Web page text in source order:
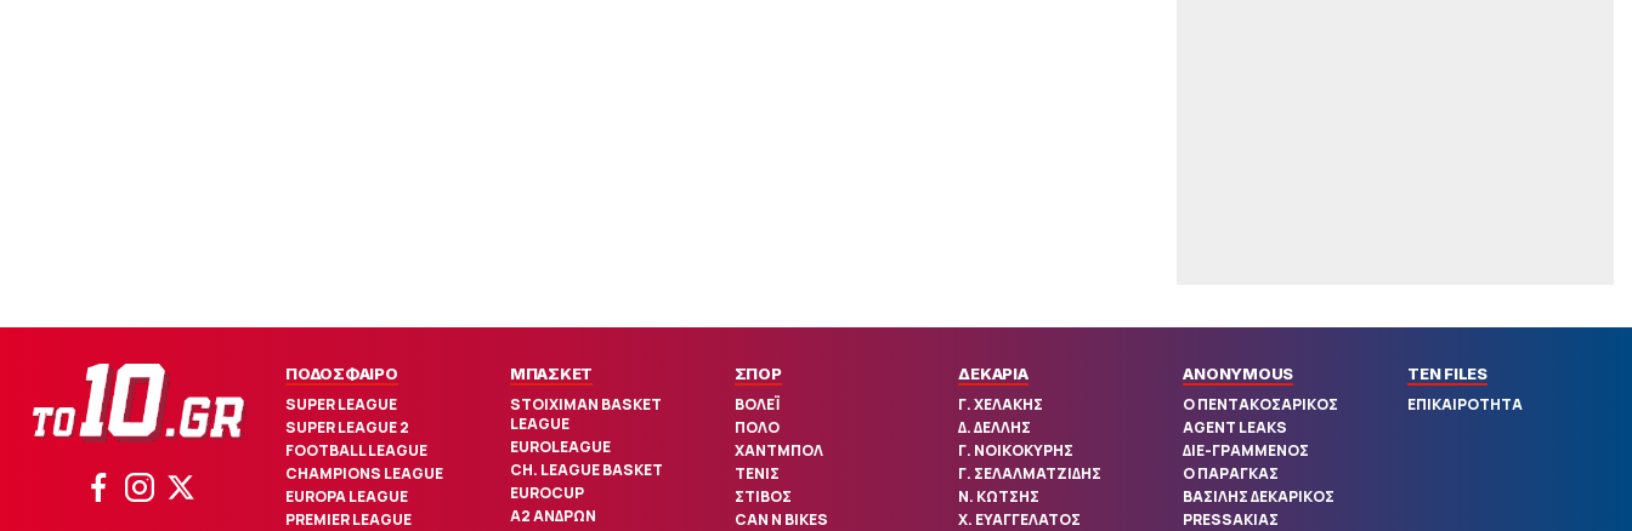
| 15:52
Τι γίνεται με τον Λαρεντζάκη στον
Ολυμπιακό: Το συμβόλαιο και η
ΠΟΔΟΣΦΑΙΡΟ
SUPER LEAGUE
SUPER LEAGUE 2
FOOTBALL LEAGUE
CHAMPIONS LEAGUE
EUROPA LEAGUE
PREMIER LEAGUE
ΜΠΑΣΚΕΤ
STOIXIMAN BASKET
LEAGUE
EUROLEAGUE
CH. LEAGUE BASKET
EUROCUP
Α2 ΑΝΔΡΩΝ
ΣΠΟΡ
ΒΟΛΕΪ
ΠΟΛΟ
ΧΑΝΤΜΠΟΛ
ΤΕΝΙΣ
ΣΤΙΒΟΣ
CAN N BIKES
ΔΕΚΑΡΙΑ
Γ. ΧΕΛΑΚΗΣ
Δ. ΔΕΛΛΗΣ
Γ. ΝΟΙΚΟΚΥΡΗΣ
Γ. ΣΕΛΑΛΜΑΤΖΙΔΗΣ
Ν. ΚΩΤΣΗΣ
Χ. ΕΥΑΓΓΕΛΑΤΟΣ
ANONYMOUS
Ο ΠΕΝΤΑΚΟΣΑΡΙΚΟΣ
AGENT LEAKS
ΔΙΕ-ΓΡΑΜΜΕΝΟΣ
Ο ΠΑΡΑΓΚΑΣ
ΒΑΣΙΛΗΣ ΔΕΚΑΡΙΚΟΣ
PRESSΑΚΙΑΣ
TEN FILES
ΕΠΙΚΑΙΡΟΤΗΤΑ